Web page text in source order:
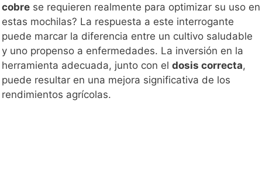
cobre se requieren realmente para optimizar su uso en
estas mochilas? La respuesta a este interrogante
puede marcar la diferencia entre un cultivo saludable
y uno propenso a enfermedades. La inversión en la
herramienta adecuada, junto con el dosis correcta,
puede resultar en una mejora significativa de los
rendimientos agrícolas.